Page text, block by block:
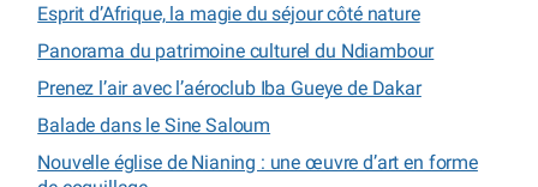
Esprit d’Afrique, la magie du séjour côté nature
Panorama du patrimoine culturel du Ndiambour
Prenez l’air avec l’aéroclub Iba Gueye de Dakar
Balade dans le Sine Saloum
Nouvelle église de Nianing : une œuvre d’art en forme